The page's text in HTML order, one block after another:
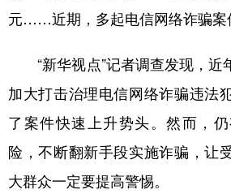
学术中国 乡村振兴 银
公益 一带一路 亚
文化产业
元……近期，多起电信网络诈骗案
“新华视点”记者调查发现，近
加大打击治理电信网络诈骗违法
了案件快速上升势头。然而，
险，不断翻新手段实施诈骗，让
大群众一定要提高警惕。